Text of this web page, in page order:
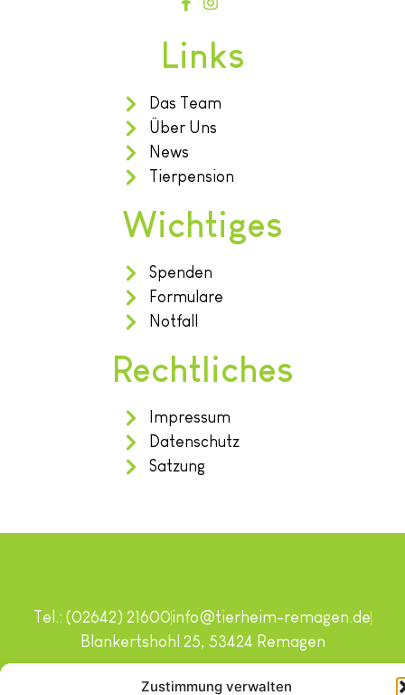
Zustimmung verwalten
Links
Das Team
Über Uns
News
Tierpension
Wichtiges
Spenden
Formulare
Notfall
Rechtliches
Impressum
Datenschutz
Satzung
Copyright © 2024. Alle Rechte vorbehalten.
Tel.: (02642) 21600info@tierheim-remagen.de
Blankertshohl 25, 53424 Remagen